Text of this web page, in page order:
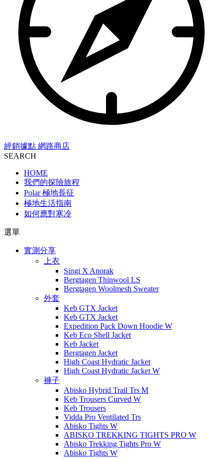
經銷據點 網路商店
SEARCH
HOME
我們的探險旅程
Polar 極地長征
極地生活指南
如何應對寒冷
選單
實測分享
上衣
Singi X Anorak
Bergtagen Thinwool LS
Bergtagen Woolmesh Sweater
外套
Keb GTX Jacket
Keb GTX Jacket
Expedition Pack Down Hoodie W
Keb Eco Shell Jacket
Keb Jacket
Bergtagen Jacket
High Coast Hydratic Jacket
High Coast Hydratic Jacket W
褲子
Abisko Hybrid Trail Trs M
Keb Trousers Curved W
Keb Trousers
Vidda Pro Ventilated Trs
Abisko Tights W
ABISKO TREKKING TIGHTS PRO W
Abisko Trekking Tights Pro W
Abisko Tights W